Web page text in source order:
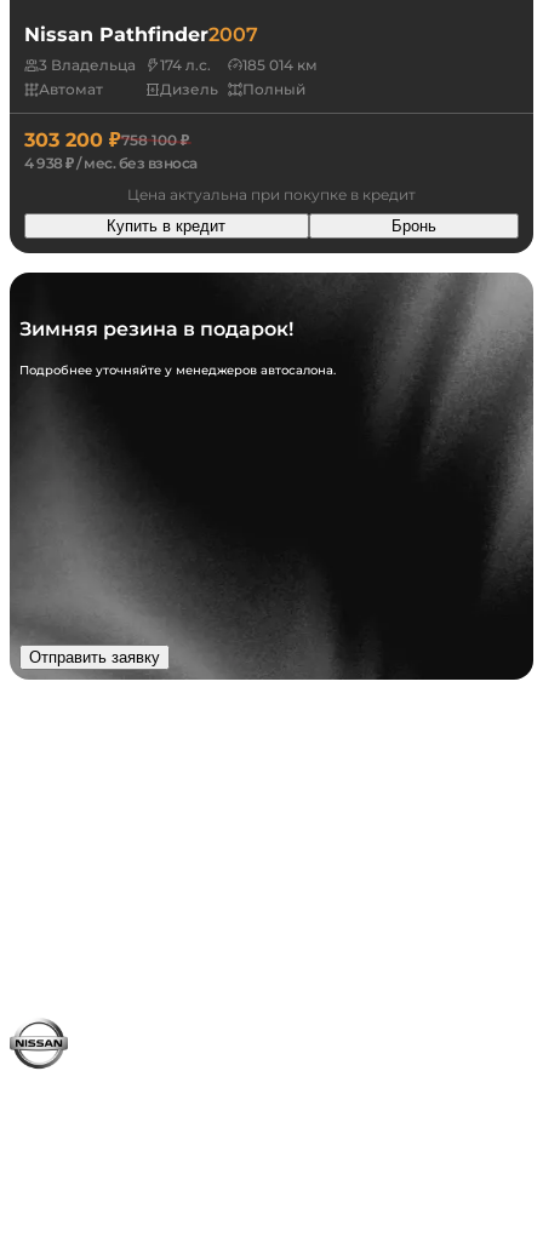
Nissan Pathfinder2007
3 Владельца 174 л.с.
185 014 км
Автомат
Дизель Полный
303 200 ₽758 100 ₽
4 938 ₽ / мес. без взноса
Цена актуальна при покупке в кредит
Купить в кредит
Бронь
Зимняя резина в подарок!
Подробнее уточняйте у менеджеров автосалона.
Отправить заявку